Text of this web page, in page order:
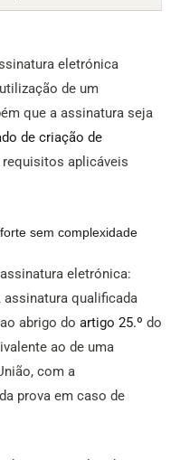
eletrónica
de um
que a assinatura seja
de criação de
aplicáveis
sem complexidade
eletrónica:
assinatura qualificada
abrigo do artigo 25.º do
ao de uma
com a
prova em caso de